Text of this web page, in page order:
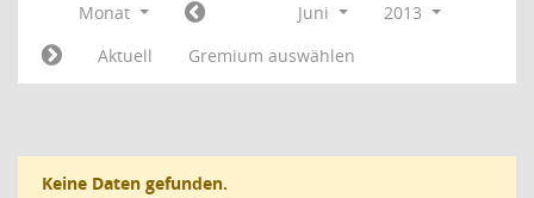
Monat Juni
2013
Aktuell
Gremium auswählen
Keine Daten gefunden.